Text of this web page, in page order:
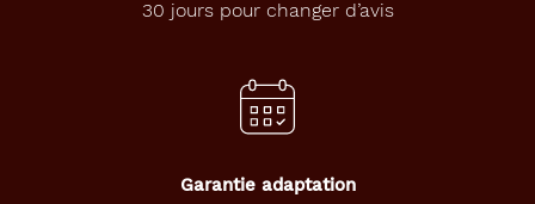
30 jours pour changer d’avis
Garantie adaptation